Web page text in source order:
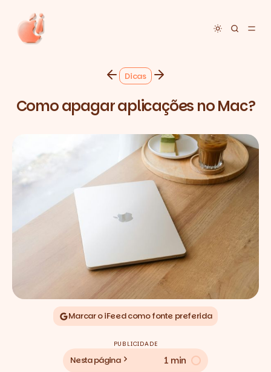
Toggle
Dicas
Como apagar aplicações no Mac?
Marcar o iFeed como fonte preferida
PUBLICIDADE
Nesta página 1 min